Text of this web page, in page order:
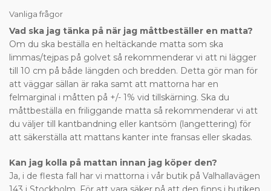
Vanliga frågor
Vad ska jag tänka på när jag måttbeställer en matta?
Om du ska beställa en heltäckande matta som ska
limmas/tejpas på golvet så rekommenderar vi att ni lägger
till 10 cm på både längden och bredden. Detta gör man för
att väggar sällan är raka samt att mattorna har en
felmarginal i måtten på +/- 1% vid tillskärning. Ska du
måttbeställa en friliggande matta så rekommenderar vi att
du väljer till kantbandning eller kantsöm (langettering) för
att säkerställa att mattans kanter inte fransas eller skadas.
Kan jag kolla på mattan innan jag köper den?
Ja, i de flesta fall har vi mattorna i vår butik på Valhallavägen